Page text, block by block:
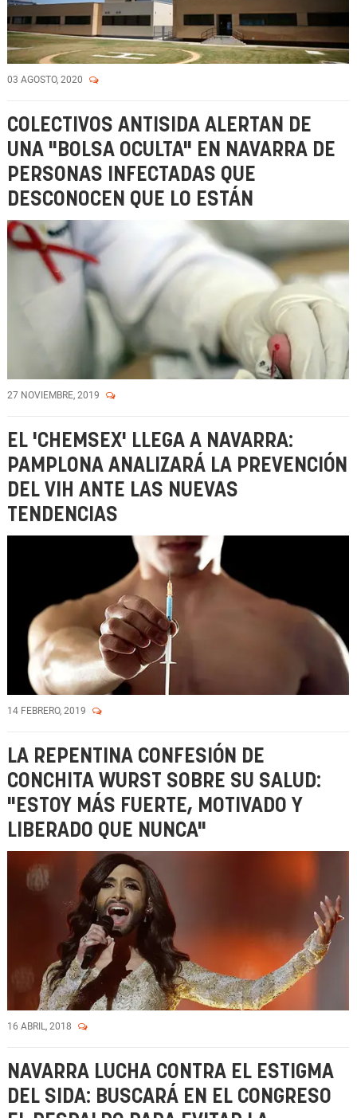
03 AGOSTO, 2020
COLECTIVOS ANTISIDA ALERTAN DE
UNA "BOLSA OCULTA" EN NAVARRA DE
PERSONAS INFECTADAS QUE
DESCONOCEN QUE LO ESTÁN
27 NOVIEMBRE, 2019
EL 'CHEMSEX' LLEGA A NAVARRA:
PAMPLONA ANALIZARÁ LA PREVENCIÓN
DEL VIH ANTE LAS NUEVAS
TENDENCIAS
14 FEBRERO, 2019
LA REPENTINA CONFESIÓN DE
CONCHITA WURST SOBRE SU SALUD:
"ESTOY MÁS FUERTE, MOTIVADO Y
LIBERADO QUE NUNCA"
16 ABRIL, 2018
NAVARRA LUCHA CONTRA EL ESTIGMA
DEL SIDA: BUSCARÁ EN EL CONGRESO